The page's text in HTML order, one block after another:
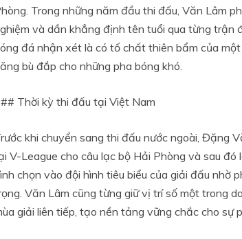
Trong những năm đầu thi đấu, Văn Lâm
và dần khẳng định tên tuổi qua từng trận
đá nhận xét là có tố chất thiên bẩm của
bù đắp cho những pha bóng khó.
Thời kỳ thi đấu tại Việt Nam
khi chuyển sang thi đấu nước ngoài, Đặng
V-League cho câu lạc bộ Hải Phòng và sau
chọn vào đội hình tiêu biểu của giải đấu nhờ
Văn Lâm cũng từng giữ vị trí số một trong
giải liên tiếp, tạo nền tảng vững chắc cho sự